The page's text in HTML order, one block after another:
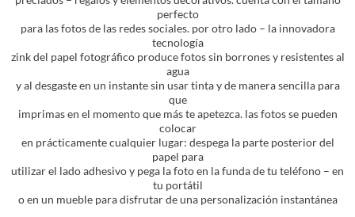
perfecto
para las fotos de las redes sociales. por otro lado – la innovadora
tecnología
zink del papel fotográfico produce fotos sin borrones y resistentes al
agua
y al desgaste en un instante sin usar tinta y de manera sencilla para
que
imprimas en el momento que más te apetezca. las fotos se pueden
colocar
en prácticamente cualquier lugar: despega la parte posterior del
papel para
utilizar el lado adhesivo y pega la foto en la funda de tu teléfono – en
tu portátil
o en un mueble para disfrutar de una personalización instantánea